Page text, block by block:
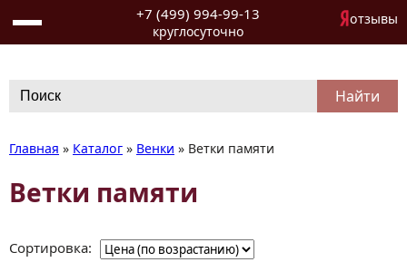
+7 (499) 994-99-13
круглосуточно
отзывы
for:
Главная » Каталог » Венки » Ветки памяти
Ветки памяти
Сортировка: